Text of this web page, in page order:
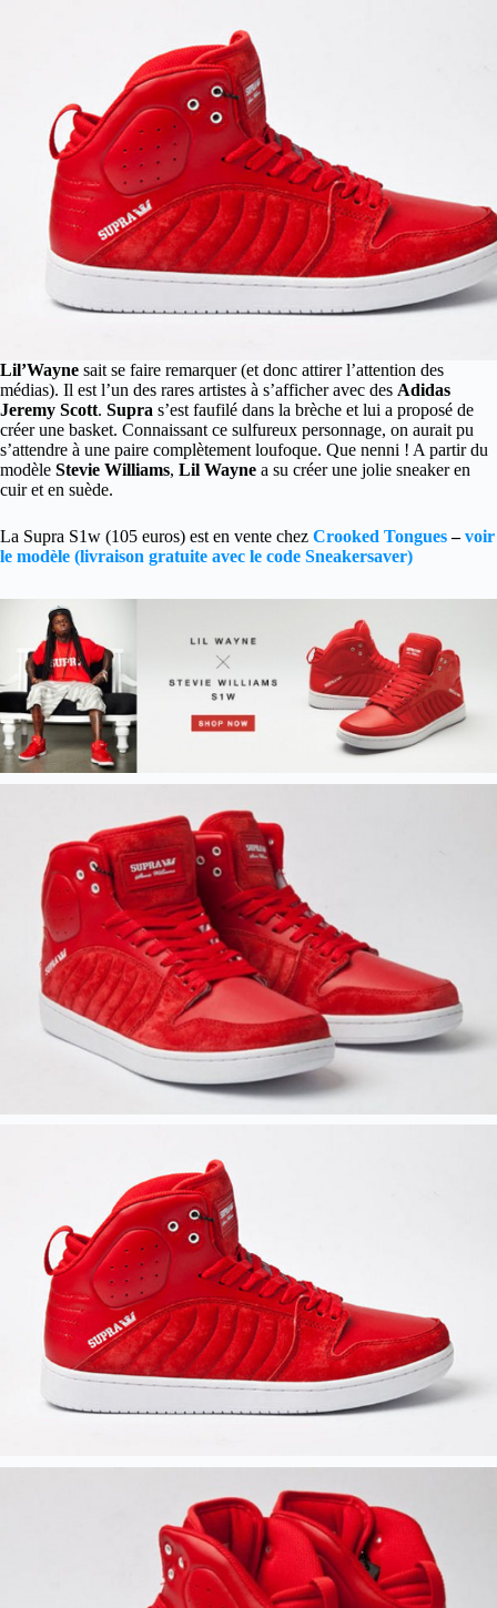
Lil’Wayne sait se faire remarquer (et donc attirer l’attention des
médias). Il est l’un des rares artistes à s’afficher avec des Adidas
Jeremy Scott. Supra s’est faufilé dans la brèche et lui a proposé de
créer une basket. Connaissant ce sulfureux personnage, on aurait pu
s’attendre à une paire complètement loufoque. Que nenni ! A partir du
modèle Stevie Williams, Lil Wayne a su créer une jolie sneaker en
cuir et en suède.
La Supra S1w (105 euros) est en vente chez Crooked Tongues–voir
le modèle (livraison gratuite avec le code Sneakersaver)